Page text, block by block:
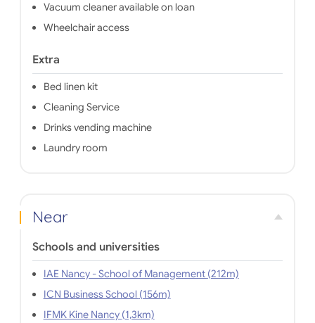
Vacuum cleaner available on loan
Wheelchair access
Extra
Bed linen kit
Cleaning Service
Drinks vending machine
Laundry room
Near
Schools and universities
IAE Nancy - School of Management (212m)
ICN Business School (156m)
IFMK Kine Nancy (1,3km)